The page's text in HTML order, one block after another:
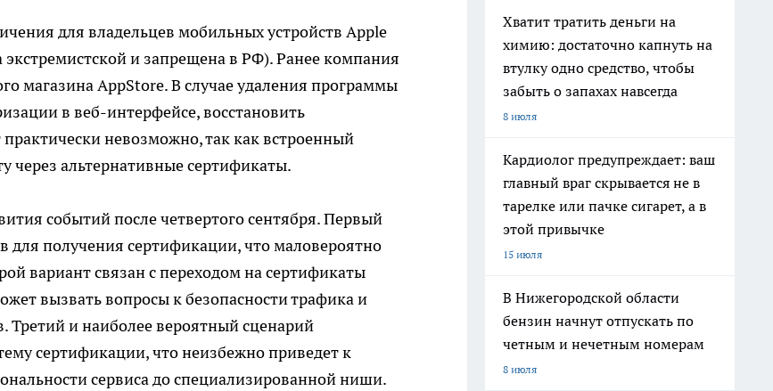
для владельцев мобильных устройств Apple
и запрещена в РФ). Ранее компания
магазина AppStore. В случае удаления программы
в веб-интерфейсе, восстановить
невозможно, так как встроенный
через альтернативные сертификаты.
событий после четвертого сентября. Первый
для получения сертификации, что маловероятно
вариант связан с переходом на сертификаты
вызвать вопросы к безопасности трафика и
Третий и наиболее вероятный сценарий
сертификации, что неизбежно приведет к
сервиса до специализированной ниши.
Хватит тратить деньги на
химию: достаточно капнуть на
втулку одно средство, чтобы
забыть о запахах навсегда
8 июля
Кардиолог предупреждает: ваш
главный враг скрывается не в
тарелке или пачке сигарет, а в
этой привычке
15 июля
В Нижегородской области
бензин начнут отпускать по
четным и нечетным номерам
8 июля